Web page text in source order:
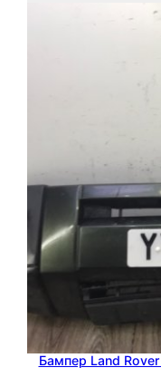
Бампер Land